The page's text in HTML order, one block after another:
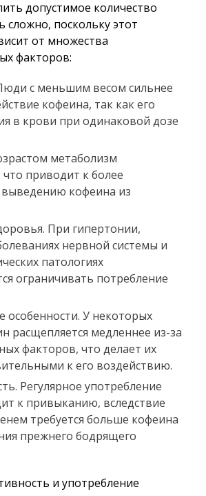
допустимое количество
сложно, поскольку этот
от множества
факторов:
с меньшим весом сильнее
кофеина, так как его
в крови при одинаковой дозе
метаболизм
что приводит к более
кофеина из
При гипертонии,
нервной системы и
патологиях
ограничивать потребление
особенности. У некоторых
расщепляется медленнее из-за
факторов, что делает их
к его воздействию.
Регулярное употребление
к привыканию, вследствие
требуется больше кофеина
прежнего бодрящего
и употребление